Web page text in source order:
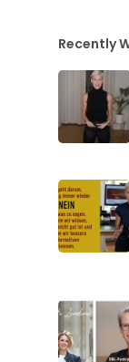
Recently